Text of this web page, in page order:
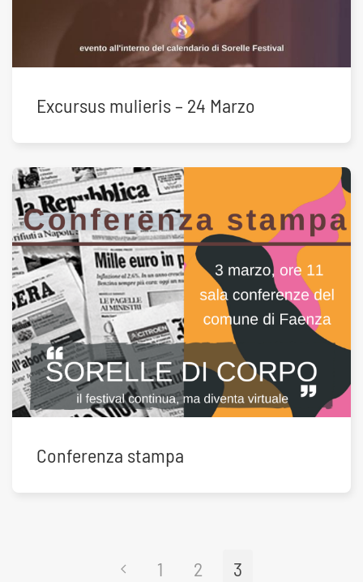
Excursus mulieris – 24 Marzo
Conferenza stampa
1 2 3